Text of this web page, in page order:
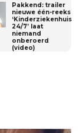
Pakkend: trailer
nieuwe één-reeks
‘Kinderziekenhuis
24/7’ laat
niemand
onberoerd
(video)